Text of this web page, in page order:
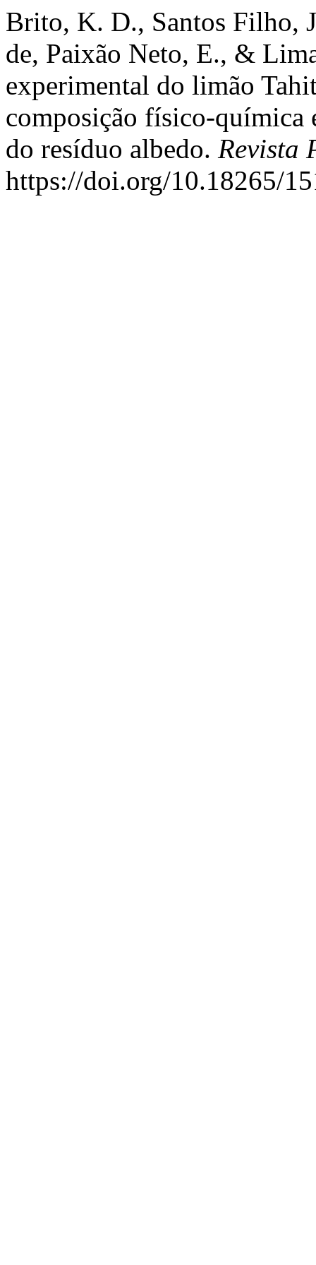
Brito, K. D., Santos Filho,
de, Paixão Neto, E., &
experimental do limão
composição físico-química
do resíduo albedo. Revista
https://doi.org/10.18265/